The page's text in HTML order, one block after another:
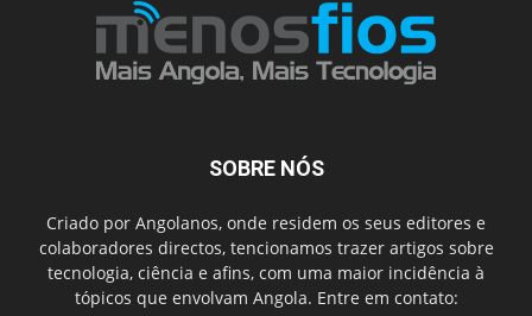
SOBRE NÓS
Criado por Angolanos, onde residem os seus editores e
colaboradores directos, tencionamos trazer artigos sobre
tecnologia, ciência e afins, com uma maior incidência à
tópicos que envolvam Angola. Entre em contato: